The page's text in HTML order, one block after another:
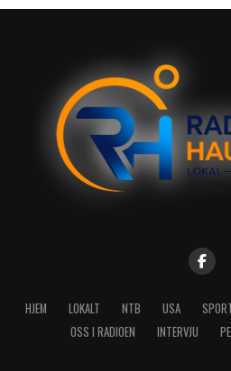
HJEM LOKALT NTB USA
OSS I RADIOEN
INTERVJU